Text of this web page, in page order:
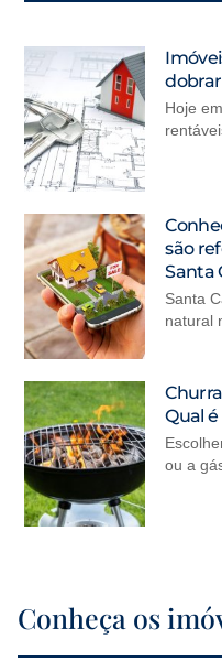
Hoje
são
Santa
Santa
natural
Qual
ou a
Conheça os